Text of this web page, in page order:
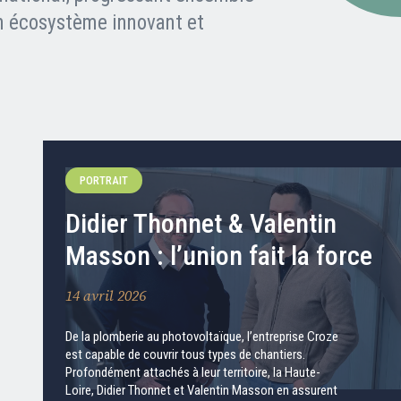
écosystème innovant et
PORTRAIT
Didier Thonnet & Valentin
Masson : l’union fait la force
14 avril 2026
De la plomberie au photovoltaïque, l’entreprise Croze
est capable de couvrir tous types de chantiers.
Profondément attachés à leur territoire, la Haute-
Loire, Didier Thonnet et Valentin Masson en assurent